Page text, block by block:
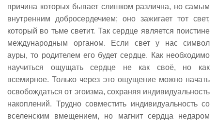
причина которых бывает слишком различна, но самым
внутренним добросердечием; оно зажигает тот свет,
который во тьме светит. Так сердце является поистине
международным органом. Если свет у нас символ
ауры, то родителем его будет сердце. Как необходимо
научиться ощущать сердце не как своё, но как
всемирное. Только через это ощущение можно начать
освобождаться от эгоизма, сохраняя индивидуальность
накоплений. Трудно совместить индивидуальность со
вселенским вмещением, но магнит сердца недаром